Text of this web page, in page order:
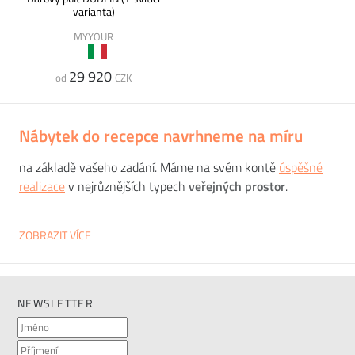
varianta)
MYYOUR
od 29 920 CZK
Nábytek do recepce navrhneme na míru
na základě vašeho zadání. Máme na svém kontě úspěšné
realizacev nejrůznějších typech veřejných prostor.
centra, knihovny, úřady) by měla působit na příchozí dobrým
návrhu a vytvoření
Bude přizpůsobena Vašim požadavkům, dispozici prostoru a
cenovým možnostem.
ZOBRAZIT VÍCE
NEWSLETTER